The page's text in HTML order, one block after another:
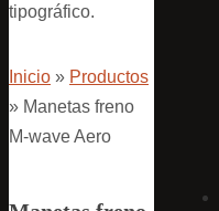
tipográfico.
Inicio » Productos
» Manetas freno
M-wave Aero